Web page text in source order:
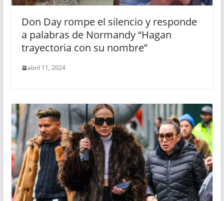
Don Day rompe el silencio y responde
a palabras de Normandy “Hagan
trayectoria con su nombre”
abril 11, 2024